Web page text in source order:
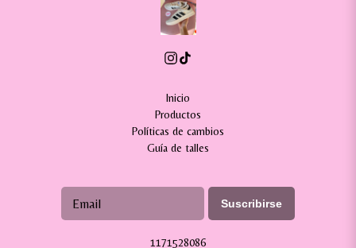
Inicio
Productos
Políticas de cambios
Guía de talles
Suscribirse
1171528086